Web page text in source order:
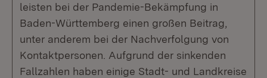
leisten bei der Pandemie-Bekämpfung in
Baden-Württemberg einen großen Beitrag,
unter anderem bei der Nachverfolgung von
Kontaktpersonen. Aufgrund der sinkenden
Fallzahlen haben einige Stadt- und Landkreise